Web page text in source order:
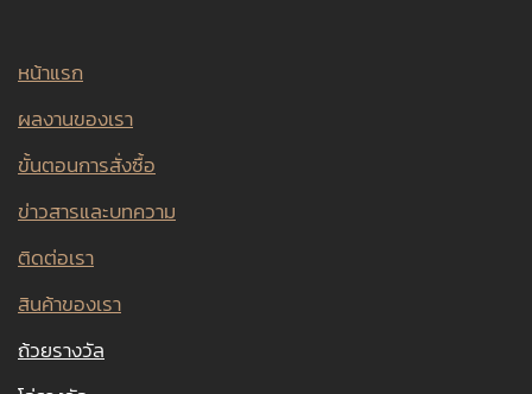
หน้าแรก
ผลงานของเรา
ขั้นตอนการสั่งซื้อ
ข่าวสารและบทความ
ติดต่อเรา
สินค้าของเรา
ถ้วยรางวัล